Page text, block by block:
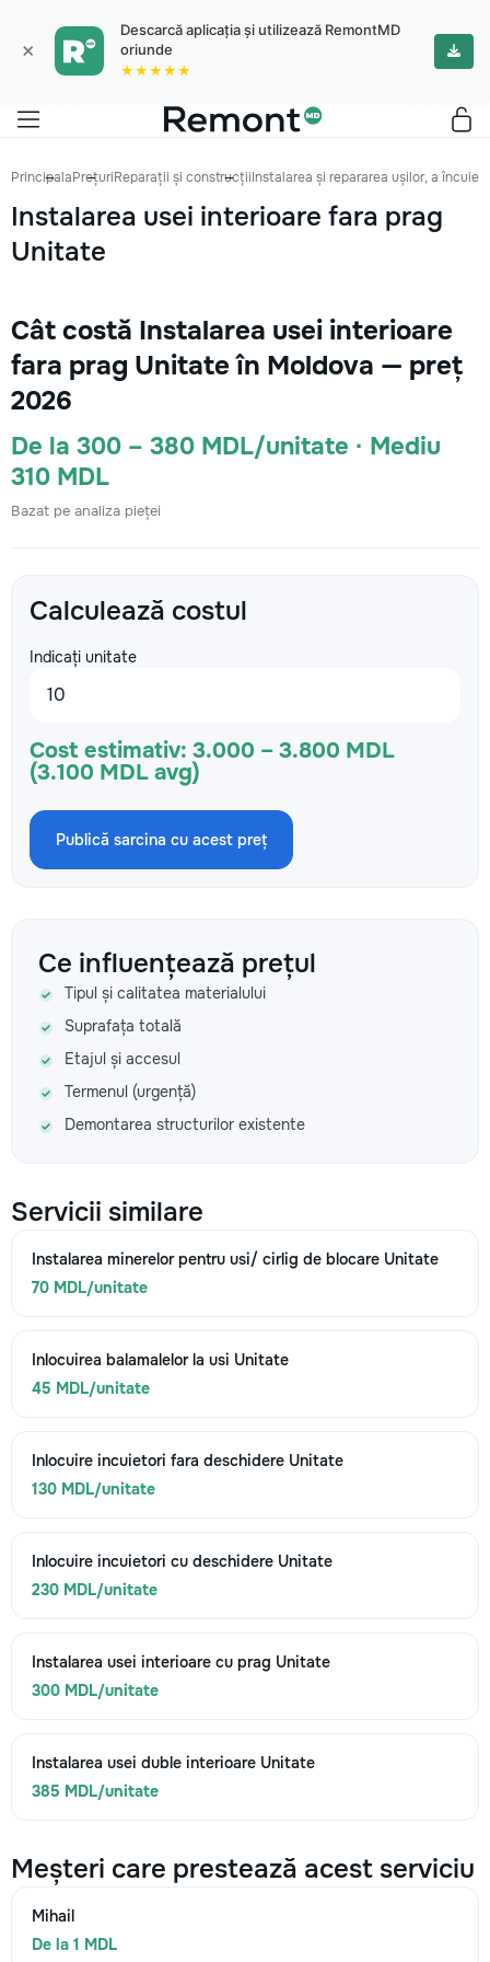
×
Descarcă aplicația și utilizează RemontMD
oriunde
★★★★★
PrincipalaPrețuriReparații și construcțiiInstalarea și repararea ușilor, a
Instalarea usei interioare fara prag
Unitate
Cât costă Instalarea usei interioare
fara prag Unitate în Moldova — preț
2026
De la 300 – 380 MDL/unitate · Mediu
310 MDL
Bazat pe analiza pieței
Calculează costul
Indicați unitate
Cost estimativ: 3.000 – 3.800 MDL
(3.100 MDL avg)
Publică sarcina cu acest preț
Ce influențează prețul
Tipul și calitatea materialului
Suprafața totală
Etajul și accesul
Termenul (urgență)
Demontarea structurilor existente
Servicii similare
Instalarea minerelor pentru usi/ cirlig de blocare Unitate
70 MDL/unitate
Inlocuirea balamalelor la usi Unitate
45 MDL/unitate
Inlocuire incuietori fara deschidere Unitate
130 MDL/unitate
Inlocuire incuietori cu deschidere Unitate
230 MDL/unitate
Instalarea usei interioare cu prag Unitate
300 MDL/unitate
Instalarea usei duble interioare Unitate
385 MDL/unitate
Meșteri care prestează acest serviciu
Mihail
De la 1 MDL